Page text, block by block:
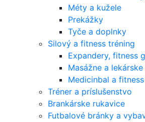
Méty a kužele
Prekážky
Tyče a doplnky
Silový a fitness tréning
Expandery, fitness
Masážne a
Medicinbal a
Tréner a príslušenstvo
Brankárske rukavice
Futbalové bránky a